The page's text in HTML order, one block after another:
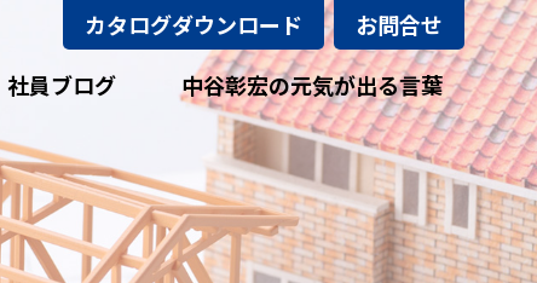
社員ブログ 中谷彰宏の元気が出る言葉
カタログダウンロード お問合せ